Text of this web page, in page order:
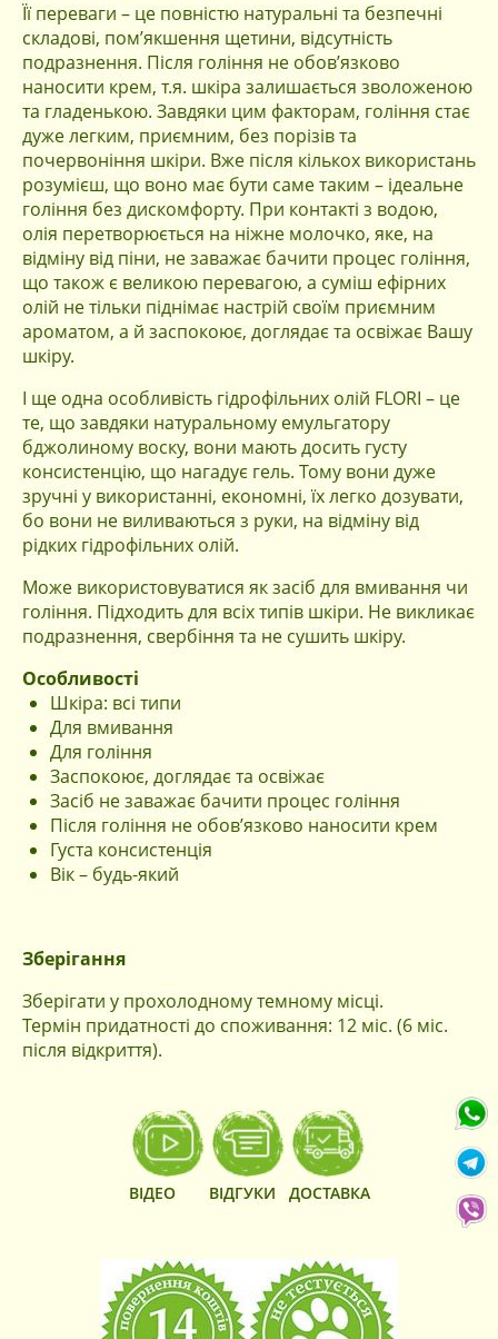
Її переваги – це повністю натуральні та безпечні
складові, пом’якшення щетини, відсутність
подразнення. Після гоління не обов’язково
наносити крем, т.я. шкіра залишається зволоженою
та гладенькою. Завдяки цим факторам, гоління стає
дуже легким, приємним, без порізів та
почервоніння шкіри. Вже після кількох використань
розумієш, що воно має бути саме таким – ідеальне
гоління без дискомфорту. При контакті з водою,
олія перетворюється на ніжне молочко, яке, на
відміну від піни, не заважає бачити процес гоління,
що також є великою перевагою, а суміш ефірних
олій не тільки піднімає настрій своїм приємним
ароматом, а й заспокоює, доглядає та освіжає Вашу
шкіру.
І ще одна особливість гідрофільних олій FLORI – це
те, що завдяки натуральному емульгатору
бджолиному воску, вони мають досить густу
консистенцію, що нагадує гель. Тому вони дуже
зручні у використанні, економні, їх легко дозувати,
бо вони не виливаються з руки, на відміну від
рідких гідрофільних олій.
Може використовуватися як засіб для вмивання чи
гоління. Підходить для всіх типів шкіри. Не викликає
подразнення, свербіння та не сушить шкіру.
Особливості
Шкіра: всі типи
Для вмивання
Для гоління
Заспокоює, доглядає та освіжає
Засіб не заважає бачити процес гоління
Після гоління не обов’язково наносити крем
Густа консистенція
Вік – будь-який
Зберігання
Зберігати у прохолодному темному місці.
Термін придатності до споживання: 12 міс. (6 міс.
після відкриття).
ВІДЕО ВІДГУКИ ДОСТАВКА
Вхід
Продовжити
Google